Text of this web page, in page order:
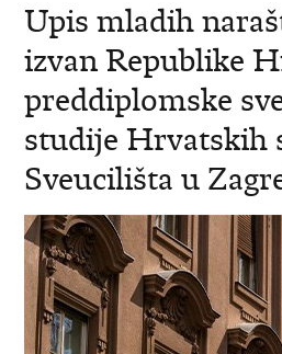
Upis mladih
izvan Republike
preddiplomske
studije Hrvatskih
Sveucilišta u